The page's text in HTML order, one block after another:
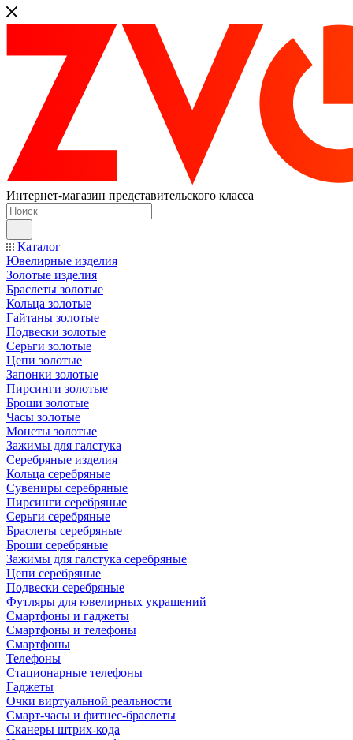
Интернет-магазин представительского класса
Каталог
Ювелирные изделия
Золотые изделия
Браслеты золотые
Кольца золотые
Гайтаны золотые
Подвески золотые
Серьги золотые
Цепи золотые
Запонки золотые
Пирсинги золотые
Броши золотые
Часы золотые
Монеты золотые
Зажимы для галстука
Серебряные изделия
Кольца серебряные
Сувениры серебряные
Пирсинги серебряные
Серьги серебряные
Браслеты серебряные
Броши серебряные
Зажимы для галстука серебряные
Цепи серебряные
Подвески серебряные
Футляры для ювелирных украшений
Смартфоны и гаджеты
Смартфоны и телефоны
Смартфоны
Телефоны
Стационарные телефоны
Гаджеты
Очки виртуальной реальности
Смарт-часы и фитнес-браслеты
Сканеры штрих-кода